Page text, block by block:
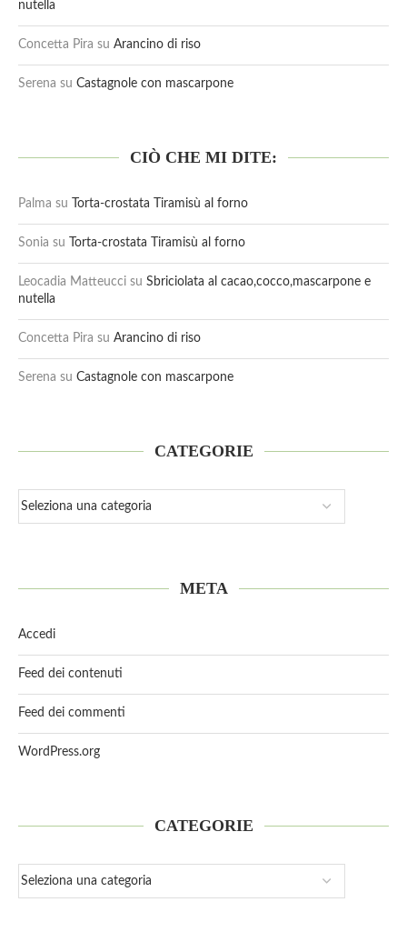
nutella
Concetta Pira su Arancino di riso
Serena su Castagnole con mascarpone
CIÒ CHE MI DITE:
Palma su Torta-crostata Tiramisù al forno
Sonia su Torta-crostata Tiramisù al forno
Leocadia Matteucci su Sbriciolata al cacao,cocco,mascarpone e
nutella
Concetta Pira su Arancino di riso
Serena su Castagnole con mascarpone
CATEGORIE
META
Accedi
Feed dei contenuti
Feed dei commenti
WordPress.org
CATEGORIE